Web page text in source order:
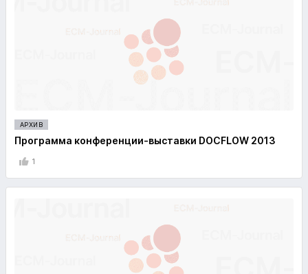
АРХИВ
Программа конференции-выставки DOCFLOW 2013
1